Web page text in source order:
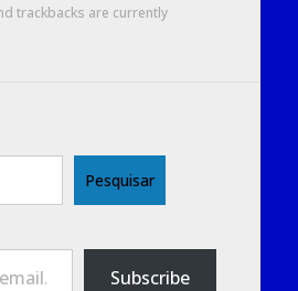
trackbacks are currently
Pesquisar
Subscribe